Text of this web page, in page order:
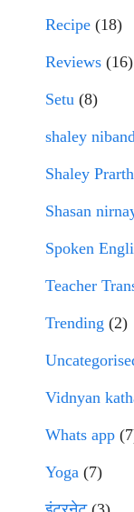
Recipe (18)
Reviews (16)
Setu (8)
shaley
Shaley
Shasan
Spoken
Teacher
Trending (2)
Vidnyan
Whats app
Yoga (7)